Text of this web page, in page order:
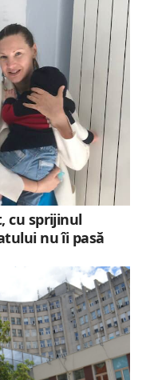
cu sprijinul
nu îi pasă